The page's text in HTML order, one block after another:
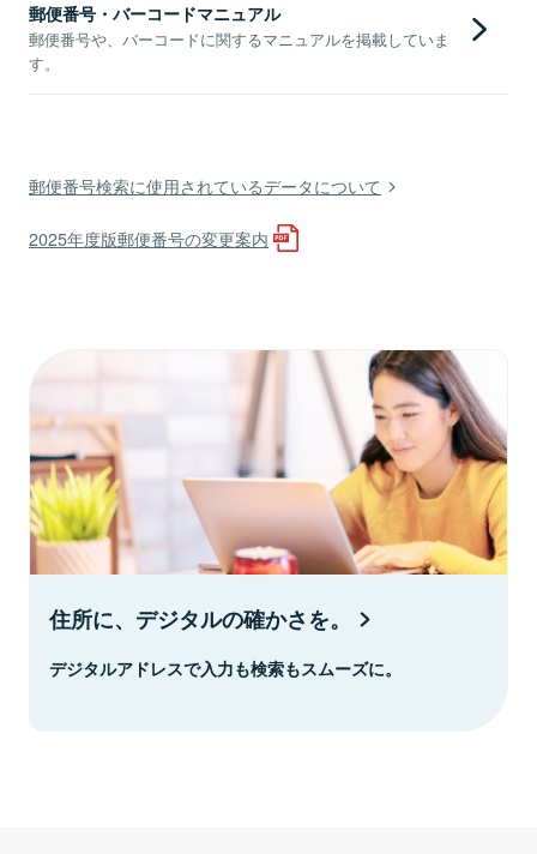
郵便番号・バーコードマニュアル
郵便番号や、バーコードに関するマニュアルを掲載していま
す。
郵便番号検索に使用されているデータについて
2025年度版郵便番号の変更案内
住所に、デジタルの確かさを。
デジタルアドレスで入力も検索もスムーズに。